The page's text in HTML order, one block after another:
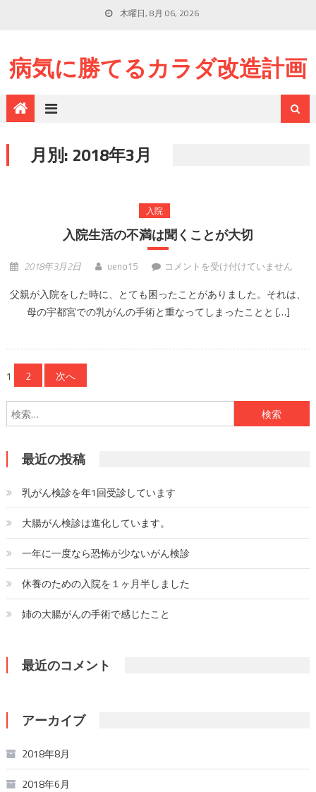
木曜日, 8月 06, 2026
病気に勝てるカラダ改造計画
月別: 2018年3月
入院
入院生活の不満は聞くことが大切
2018年3月2日 ueno15 入院生活の不満は聞くことが大切 は
コメントを受け付けていません
父親が入院をした時に、とても困ったことがありました。それは、
母の宇都宮での乳がんの手術と重なってしまったことと […]
投稿ナビゲーション
1 2 次へ
最近の投稿
乳がん検診を年1回受診しています
大腸がん検診は進化しています。
一年に一度なら恐怖が少ないがん検診
休養のための入院を１ヶ月半しました
姉の大腸がんの手術で感じたこと
最近のコメント
アーカイブ
2018年8月
2018年6月